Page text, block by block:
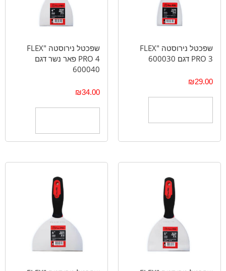
שפכטל נירוסטה "FLEX
PRO 3 דגם 600030
₪29.00
שפכטל נירוסטה "FLEX
PRO 4 פאר נשר דגם
600040
₪34.00